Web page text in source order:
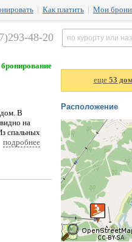
Как платить Мои
48-20
В
на
спальных
дворе
подробнее
еще 53
Расположение